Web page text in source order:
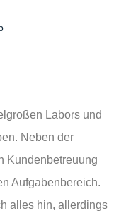
Labors und
Neben der
Kundenbetreuung
Aufgabenbereich.
alles hin, allerdings